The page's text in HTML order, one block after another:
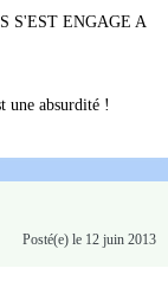
S'EST ENGAGE A
une absurdité !
Posté(e) le 12 juin 2013